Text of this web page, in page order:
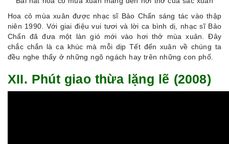
Hoa cỏ mùa xuân được nhạc sĩ Bảo Chấn sáng tác vào thập
niên 1990. Với giai điệu vui tươi và lời ca bình dị, nhạc sĩ Bảo
Chấn đã đưa một làn gió mới vào hơi thở mùa xuân. Đây
chắc chắn là ca khúc mà mỗi dịp Tết đến xuân về chúng ta
đều nghe thấy ở những ngõ ngách hay trên những con phố.
XII. Phút giao thừa lặng lẽ (2008)